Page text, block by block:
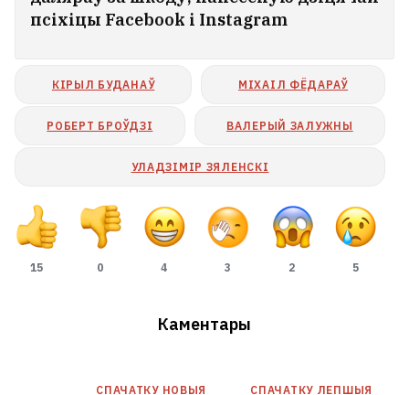
псіхіцы Facebook і Instagram
КІРЫЛ БУДАНАЎ МІХАІЛ ФЁДАРАЎ
РОБЕРТ БРОЎДЗІ ВАЛЕРЫЙ ЗАЛУЖНЫ
УЛАДЗІМІР ЗЯЛЕНСКІ
15 0 4 3 2 5
Каментары
СПАЧАТКУ НОВЫЯ СПАЧАТКУ ЛЕПШЫЯ